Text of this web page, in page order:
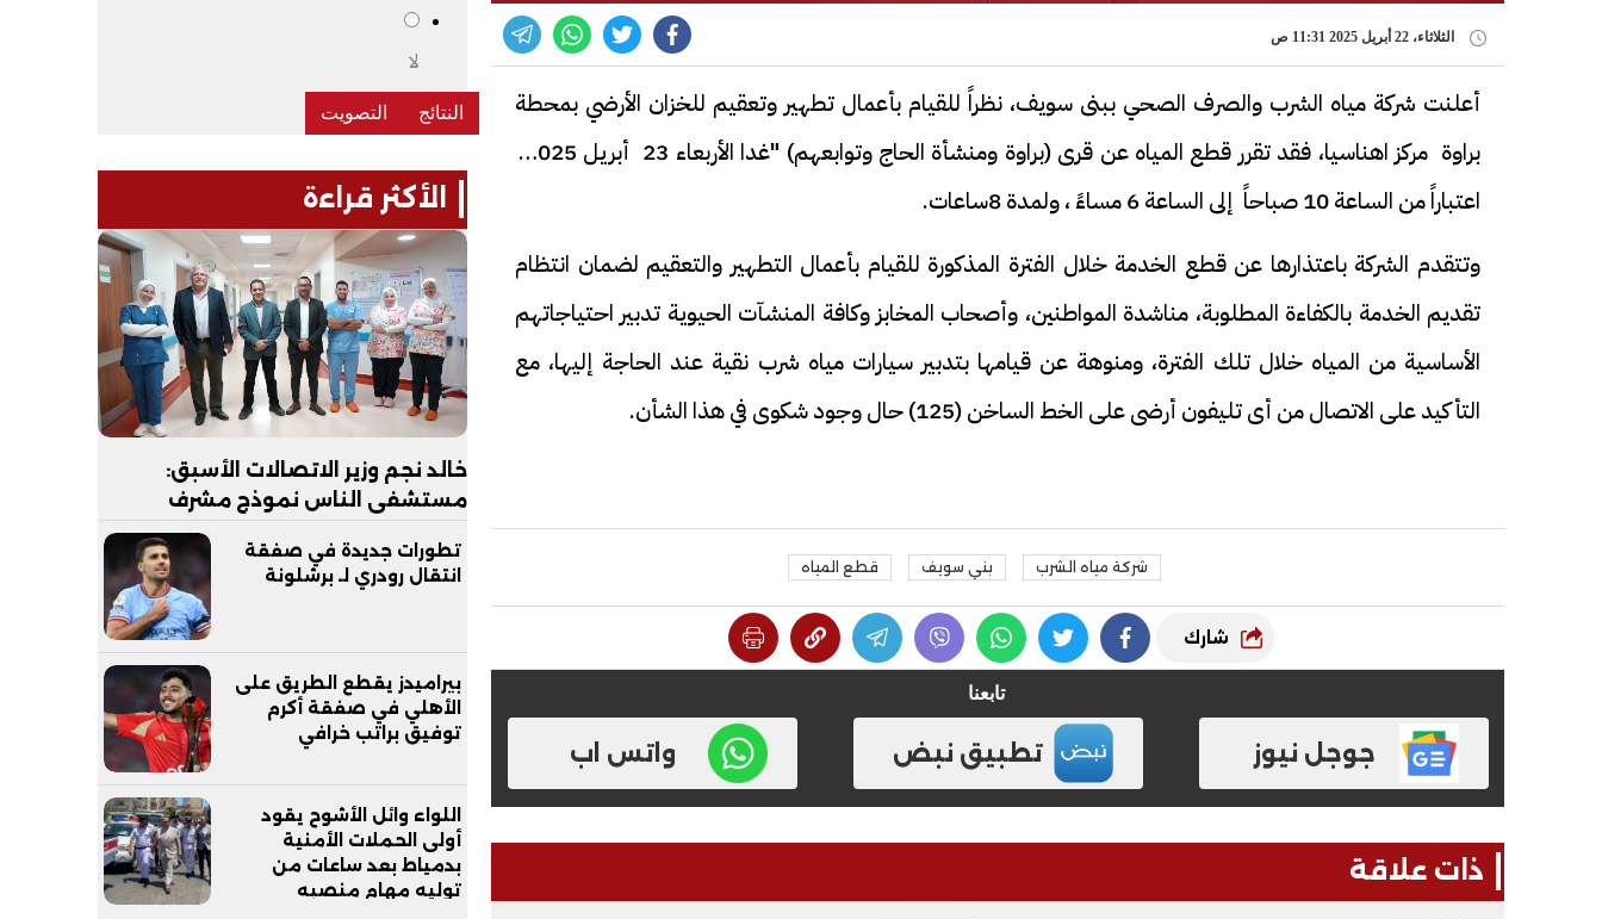
الثلاثاء، 22 أبريل 2025 11:31 ص
أعلنت شركة مياه الشرب والصرف الصحي ببنى سويف، نظراً للقيام بأعمال تطهير وتعقيم للخزان الأرضي بمحطة
براوة مركز اهناسيا، فقد تقرر قطع المياه عن قرى (براوة ومنشأة الحاج وتوابعهم) "غدا الأربعاء 23 أبريل 2025"
اعتباراً من الساعة 10 صباحاً إلى الساعة 6 مساءً ، ولمدة 8ساعات.
وتتقدم الشركة باعتذارها عن قطع الخدمة خلال الفترة المذكورة للقيام بأعمال التطهير والتعقيم لضمان انتظام
تقديم الخدمة بالكفاءة المطلوبة، مناشدة المواطنين، وأصحاب المخابز وكافة المنشآت الحيوية تدبير احتياجاتهم
الأساسية من المياه خلال تلك الفترة، ومنوهة عن قيامها بتدبير سيارات مياه شرب نقية عند الحاجة إليها، مع
التأكيد على الاتصال من أى تليفون أرضى على الخط الساخن (125) حال وجود شكوى في هذا الشأن.
شركة مياه الشرب بني سويف قطع المياه
شارك
تابعنا
جوجل نيوز تطبيق نبض واتس اب
ذات علاقة
لا
الأكثر قراءة
خالد نجم وزير الاتصالات الأسبق:
مستشفى الناس نموذج مشرف
للرعاية الصحية المجانية يجب
مساندته
تطورات جديدة في صفقة
انتقال رودري لـ برشلونة
بيراميدز يقطع الطريق على
الأهلي في صفقة أكرم
توفيق براتب خرافي
اللواء وائل الأشوح يقود
أولى الحملات الأمنية
بدمياط بعد ساعات من
توليه مهام منصبه